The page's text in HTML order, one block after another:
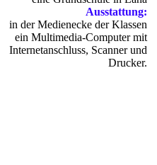
Ausstattung:
in der Medienecke der Klassen
ein Multimedia-Computer mit
Internetanschluss, Scanner und
Drucker.